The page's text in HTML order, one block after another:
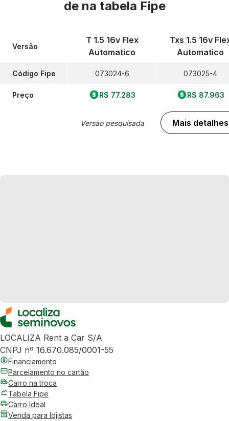
de na tabela Fipe
Versão
Código Fipe
Preço
T 1.5 16v Flex
Automatico
073024-6
R$ 77.283
Versão pesquisada
Txs 1.5 16v
Automatico
073025-4
R$ 87.963
Mais detalhes
LOCALIZA Rent a Car S/A
CNPJ nº 16.670.085/0001-55
Financiamento
Parcelamento no cartão
Carro na troca
Tabela Fipe
Carro Ideal
Venda para lojistas